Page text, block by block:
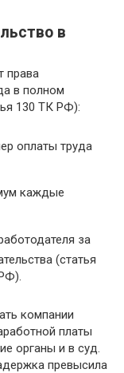
в
права
в полном
130 ТК РФ):
оплаты труда
каждые
за
(статья
компании
платы
органы и в суд.
превысила